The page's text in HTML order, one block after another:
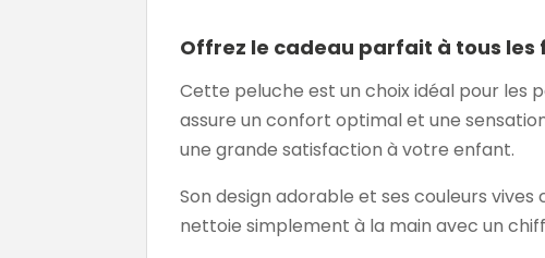
Offrez le cadeau parfait à tous les
Cette peluche est un choix idéal pour les
assure un confort optimal et une
une grande satisfaction à votre enfant.
Son design adorable et ses couleurs
nettoie simplement à la main avec un